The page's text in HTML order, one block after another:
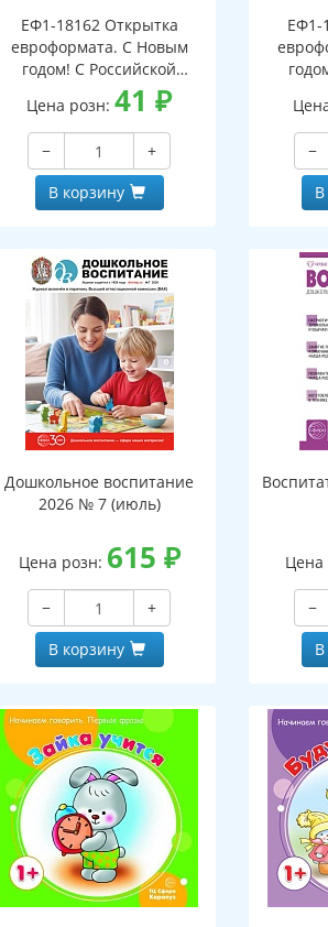
ЕФ1-18162 Открытка
евроформата. С Новым
годом! С Российской
символикой. Без текста
(серебряная фольга)
Цена розн:41₽
−
+
В корзину
ЕФ1-
−
В
Дошкольное воспитание
2026 № 7 (июль)
Цена розн: 615 ₽
−
+
В корзину
Цена
−
В